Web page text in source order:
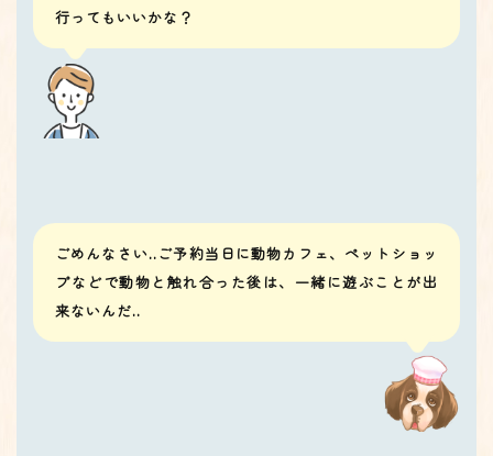
行ってもいいかな？
ごめんなさい..ご予約当日に動物カフェ、ペットショッ
プなどで動物と触れ合った後は、一緒に遊ぶことが出
来ないんだ..